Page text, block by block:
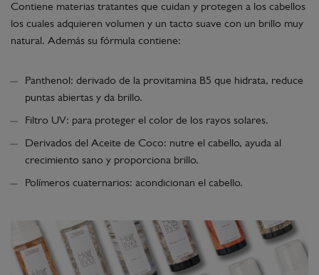
Contiene materias tratantes que cuidan y protegen a los cabellos
los cuales adquieren volumen y un tacto suave con un brillo muy
natural. Además su fórmula contiene:
Panthenol: derivado de la provitamina B5 que hidrata, reduce
puntas abiertas y da brillo.
Filtro UV: para proteger el color de los rayos solares.
Derivados del Aceite de Coco: nutre el cabello, ayuda al
crecimiento sano y proporciona brillo.
Polímeros cuaternarios: acondicionan el cabello.